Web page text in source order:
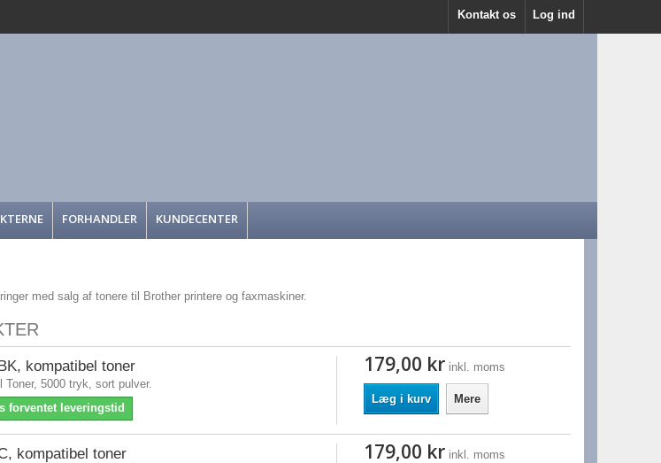
Log ind
Kontakt os
FORHANDLER KUNDECENTER
med salg af tonere til Brother printere og faxmaskiner.
kompatibel toner
Toner, 5000 tryk, sort pulver.
forventet leveringstid
179,00 kr inkl. moms
Læg i kurv Mere
kompatibel toner 179,00 kr inkl. moms